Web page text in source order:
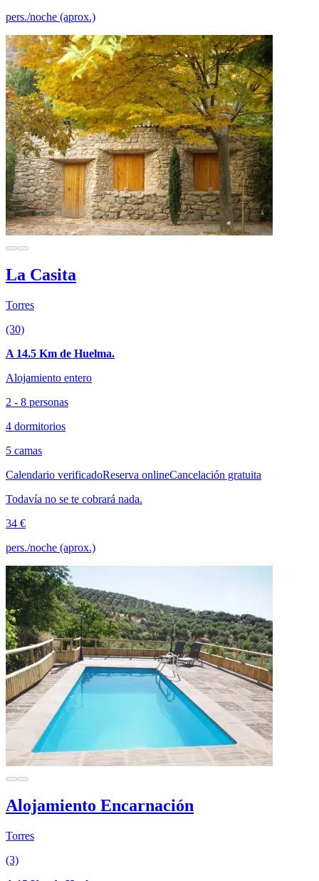
pers./noche (aprox.)
La Casita
Torres
(30)
A 14.5 Km de Huelma.
Alojamiento entero
2 - 8 personas
4 dormitorios
5 camas
Calendario verificadoReserva onlineCancelación gratuita
Todavía no se te cobrará nada.
34 €
pers./noche (aprox.)
Alojamiento Encarnación
Torres
(3)